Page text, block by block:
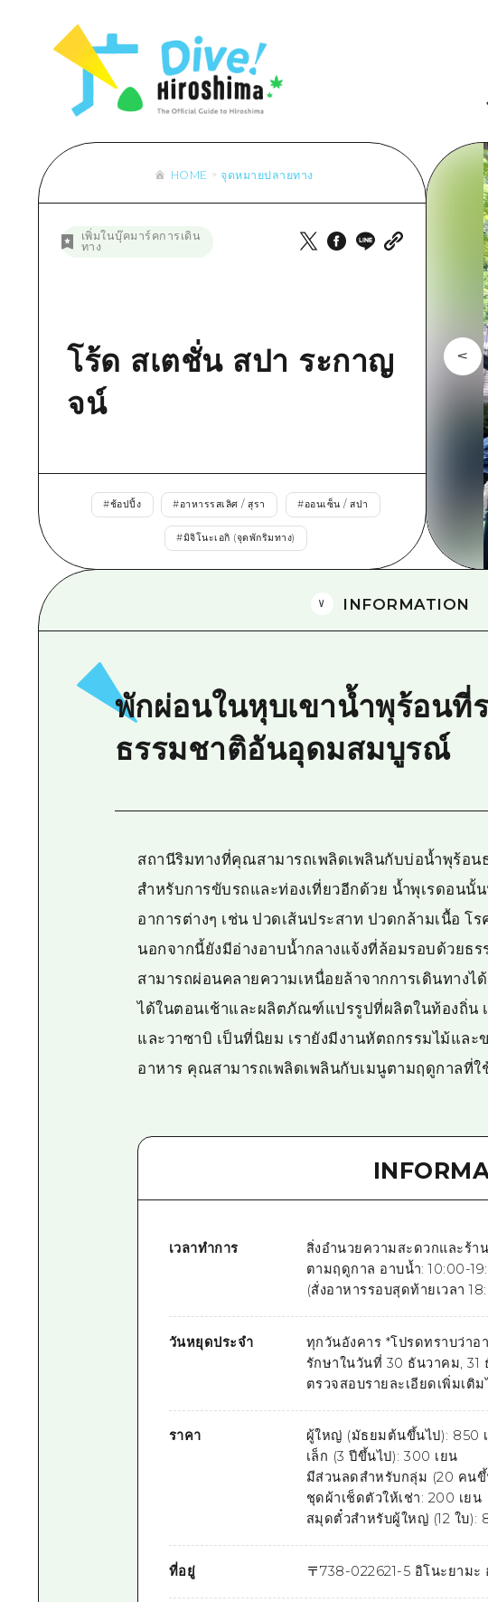
รายการ
คำแนะนำ
การปั่
ช้อปปิ้ง
สถาน
มรดก
รา
คู่
ฮิ
เข้าถึงเข้
สรุปการจ
ความแอ
ตั๋วเที่ยว
บริการรั
รายการ
อาหารรสเลิศ / สุรา
การปั่นจักรยาน
ช้อปปิ้ง
กีฬา ประวัติศาสตร์ / วัฒ
ธรรมชาติ
รายการ
คู่มือ Dive! Hiroshima
ฮิโรชิม่า โมชิ โมชิ ทราเวล
เกโฮค
บริเวณรอบๆ
ยามากุจิตะวั
บริเวณรอ
บิโฮคุ
บริเวณร
ยามากุจิ
จังหวัดเอ
รายการ
เข้าถึงเข้าถึง
สรุปการจราจรรอง
ความแออัดของสิ่งอำนวยความสะดวก
ตั๋วเที่ยวคุ้มค่าตั๋วเที่ยวคุ้มค่า
บริการรับฝากและจัดส่งสัมภาระ
ฮิโรชิม่า ฟรี
ไกด์อาสาสมัค
วิดีโอฮิโรชิม่า
HOME จุดหมายปลายทาง
เพิ่มในบุ๊คมาร์คการเดิน
ทาง
โร้ด สเตชั่น สปา ระกาญ
จน์
#ช้อปปิ้ง #อาหารรสเลิศ / สุรา #ออนเซ็น / สปา
#มิจิโนะเอกิ (จุดพักริมทาง)
INFORMATION
พักผ่อนในหุบเขาน้ำพุร้อนที่
ธรรมชาติอันอุดมสมบูรณ์
สถานีริมทางที่คุณสามารถเพลิดเพลินกับบ่อน้ำพุร้อน
สำหรับการขับรถและท่องเที่ยวอีกด้วย น้ำพุเรดอนนั้
อาการต่างๆ เช่น ปวดเส้นประสาท ปวดกล้ามเนื้อ โ
นอกจากนี้ยังมีอ่างอาบน้ำกลางแจ้งที่ล้อมรอบด้วย
สามารถผ่อนคลายความเหนื่อยล้าจากการเดินทาง
ได้ในตอนเช้าและผลิตภัณฑ์แปรรูปที่ผลิตในท้องถิ่น เ
และวาซาบิ เป็นที่นิยม เรายังมีงานหัตถกรรมไม้แล
อาหาร คุณสามารถเพลิดเพลินกับเมนูตามฤดูกาลที่
เวลาทำการ
สิ่งอำนวยความสะดวกและร้า
ตามฤดูกาล อาบน้ำ: 10:00-
(สั่งอาหารรอบสุดท้ายเวลา
วันหยุดประจำ
ทุกวันอังคาร *โปรดทราบว่าอ
รักษาในวันที่ 30 ธันวาคม,
ตรวจสอบรายละเอียดเพิ่มเติ
ราคา
ผู้ใหญ่ (มัธยมต้นขึ้นไป): 850
เล็ก (3 ปีขึ้นไป): 300 เยน
มีส่วนลดสำหรับกลุ่ม (20 คนขึ้
ชุดผ้าเช็ดตัวให้เช่า: 200 เยน
สมุดตั๋วสำหรับผู้ใหญ่ (12 ใบ):
ที่อยู่ 〒738-022621-5 อิโนะยามะ